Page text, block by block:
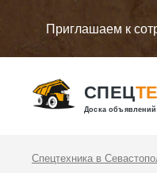
Приглашаем к
СПЕЦ
Доска объявлений
Спецтехника в